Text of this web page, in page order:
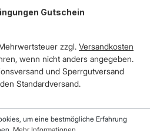
Gutschein
zzgl. Versandkosten
wenn nicht anders angegeben.
und Sperrgutversand
Standardversand.
um eine bestmögliche Erfahrung